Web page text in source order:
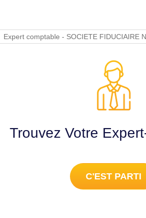
Expert comptable - SOCIETE FIDUCIAIRE
Trouvez Votre
C'EST PARTI